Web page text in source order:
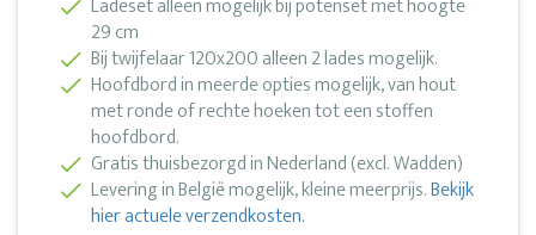
Ladeset alleen mogelijk bij potenset met hoogte
29 cm
Bij twijfelaar 120x200 alleen 2 lades mogelijk.
Hoofdbord in meerde opties mogelijk, van hout
met ronde of rechte hoeken tot een stoffen
hoofdbord.
Gratis thuisbezorgd in Nederland (excl. Wadden)
Levering in België mogelijk, kleine meerprijs.Bekijk
hier actuele verzendkosten.